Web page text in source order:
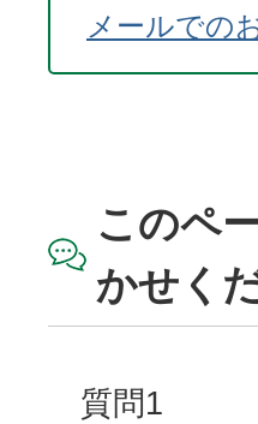
メールでの
このペ
かせく
質問1